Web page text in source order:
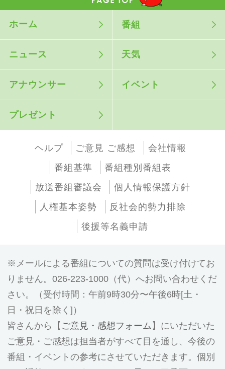
ホーム 番組
ニュース 天気
アナウンサー イベント
プレゼント
ヘルプ ご意見 ご感想
会社情報
番組基準
番組種別番組表
放送番組審議会
個人情報保護方針
人権基本姿勢
反社会的勢力排除
後援等名義申請
メールによる番組についての質問は受け付けてお
りません。026-223-1000（代）へお問い合わせくだ
さい。（受付時間：午前9時30分〜午後6時[土・
日・祝日を除く]）
皆さんから【 ご意見・感想フォーム 】にいただいた
ご意見・ご感想は担当者がすべて目を通し、今後の
番組・イベントの参考にさせていただきます。個別